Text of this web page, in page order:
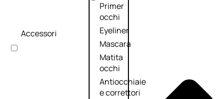
Primer
occhi
Eyeliner
Mascara
Matita
occhi
Antiocchiaie
e correttori
Accessori